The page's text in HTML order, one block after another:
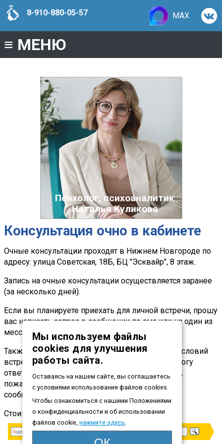
8-910-880-05-57 MAX
≡ МЕНЮ
Психолог, психоаналитик
Наталья Куликова
Консультация очно в кабинете
Очные консультации проходят в Нижнем Новгороде по
адресу: улица Советская, 18Б, БЦ "Эсквайр", 8 этаж.
Запись на очные консультации осуществляется заранее
(за несколько дней).
Если вы планируете приехать для личной встречи, прошу
вас написать запрос в сообщении по смс или на один из
мессенджеров.
Также вы можете позвонить для обсуждения условий
встречи. Важно иметь в виду, что я не всегда могу
ответить на звонок. Если я вам не перезвонила,
пожалуйста, наберите снова, а лучше напишите
сообщение! До встречи!
Стоимость консультации:5000.00 рублей.
Мы используем файлы
cookies для улучшения
работы сайта.
Оставаясь на нашем сайте, вы соглашаетесь
с условиями использования файлов cookies.
Чтобы ознакомиться с нашими Положениями
о конфиденциальности и об использовании
файлов cookie, нажмите здесь.